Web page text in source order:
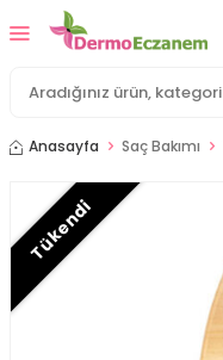
Anasayfa Saç Bakımı
Tükendi